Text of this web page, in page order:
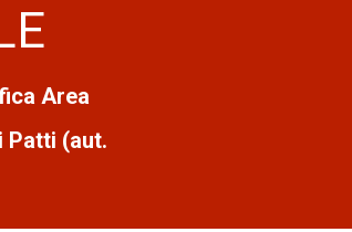
Area
Patti (aut.